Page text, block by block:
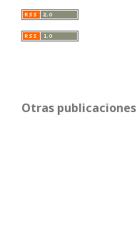
Otras publicaciones